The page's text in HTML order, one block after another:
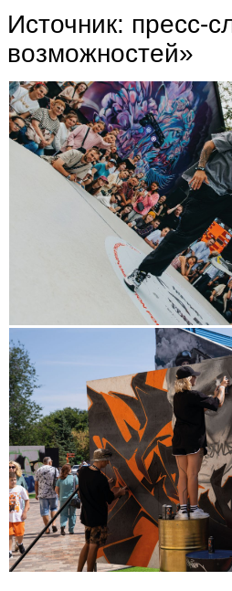
Источник: пресс-
возможностей»